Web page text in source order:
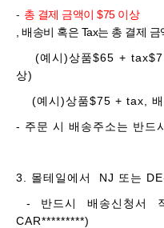
- 총 결제 금액이 $75 이상
, 배송비 혹은 Tax는 총 결제 금
(예시)상품$65 + tax$7
상)
(예시)상품$75 + tax, 배
- 주문 시 배송주소는 반드
3. 몰테일에서 NJ 또는 DE
- 반드시 배송신청서
CAR*********)